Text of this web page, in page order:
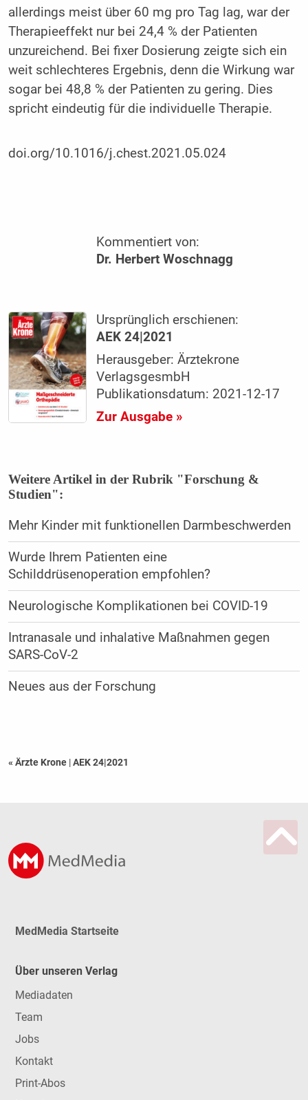
allerdings meist über 60 mg pro Tag lag, war der
Therapieeffekt nur bei 24,4 % der Patienten
unzureichend. Bei fixer Dosierung zeigte sich ein
weit schlechteres Ergebnis, denn die Wirkung war
sogar bei 48,8 % der Patienten zu gering. Dies
spricht eindeutig für die individuelle Therapie.
doi.org/10.1016/j.chest.2021.05.024
Kommentiert von:
Dr. Herbert Woschnagg
Ursprünglich erschienen:
AEK 24|2021
Herausgeber: Ärztekrone
VerlagsgesmbH
Publikationsdatum: 2021-12-17
Zur Ausgabe »
Weitere Artikel in der Rubrik "Forschung &
Studien":
Mehr Kinder mit funktionellen Darmbeschwerden
Wurde Ihrem Patienten eine
Schilddrüsenoperation empfohlen?
Neurologische Komplikationen bei COVID-19
Intranasale und inhalative Maßnahmen gegen
SARS-CoV-2
Neues aus der Forschung
« Ärzte Krone |AEK 24|2021
MedMedia Startseite
Über unseren Verlag
Mediadaten
Team
Jobs
Kontakt
Print-Abos